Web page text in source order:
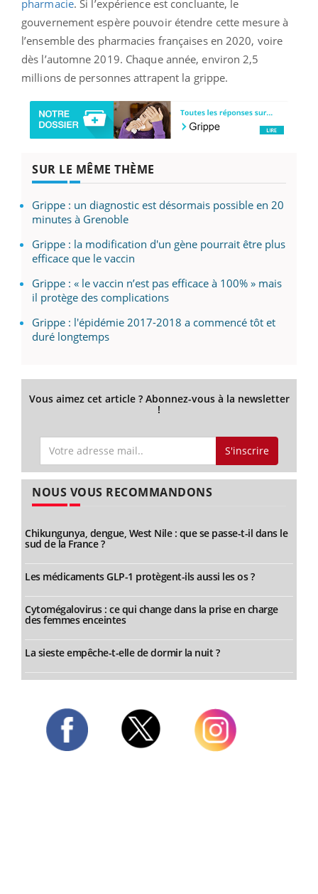
pharmacie. Si l’expérience est concluante, le
gouvernement espère pouvoir étendre cette mesure à
l’ensemble des pharmacies françaises en 2020, voire
dès l’automne 2019. Chaque année, environ 2,5
millions de personnes attrapent la grippe.
SUR LE MÊME THÈME
Grippe : un diagnostic est désormais possible en 20
minutes à Grenoble
Grippe : la modification d'un gène pourrait être plus
efficace que le vaccin
Grippe : « le vaccin n’est pas efficace à 100% » mais
il protège des complications
Grippe : l'épidémie 2017-2018 a commencé tôt et
duré longtemps
Vous aimez cet article ? Abonnez-vous à la newsletter
!
S'inscrire
NOUS VOUS RECOMMANDONS
Chikungunya, dengue, West Nile : que se passe-t-il dans le
sud de la France ?
Les médicaments GLP-1 protègent-ils aussi les os ?
Cytomégalovirus : ce qui change dans la prise en charge
des femmes enceintes
La sieste empêche-t-elle de dormir la nuit ?